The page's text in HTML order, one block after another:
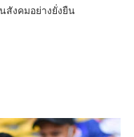
งคมอย่างยั่งยืน